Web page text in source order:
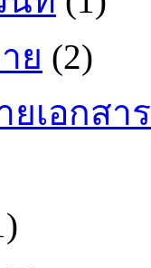
ย (2)
ยเอกสาร